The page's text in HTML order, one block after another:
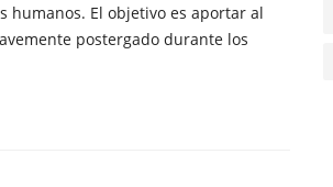
humanos. El objetivo es aportar al
postergado durante los